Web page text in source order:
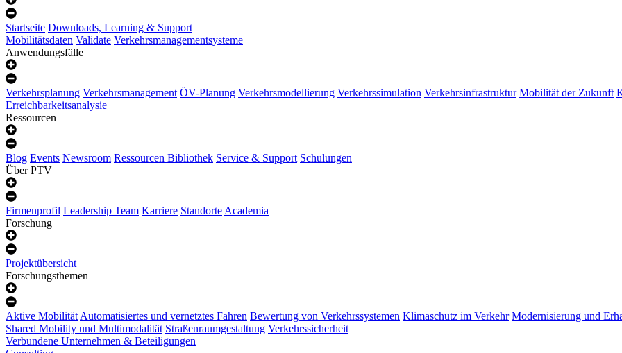
Startseite Downloads, Learning & Support
Mobilitätsdaten Validate Verkehrsmanagementsysteme
Anwendungsfälle
Verkehrsplanung Verkehrsmanagement ÖV-Planung Verkehrsmodellierung Verkehrssimulation Verkehrsinfrastruktur Mobilität der Zukunft
Erreichbarkeitsanalysie
Ressourcen
Blog Events Newsroom Ressourcen Bibliothek Service & Support Schulungen
Über PTV
Firmenprofil Leadership Team Karriere StandorteAcademia
Forschung
Projektübersicht
Forschungsthemen
Aktive MobilitätAutomatisiertes und vernetztes Fahren Bewertung von Verkehrssystemen Klimaschutz im Verkehr Modernisierung und
Shared Mobility und Multimodalität Straßenraumgestaltung Verkehrssicherheit
Verbundene Unternehmen & Beteiligungen